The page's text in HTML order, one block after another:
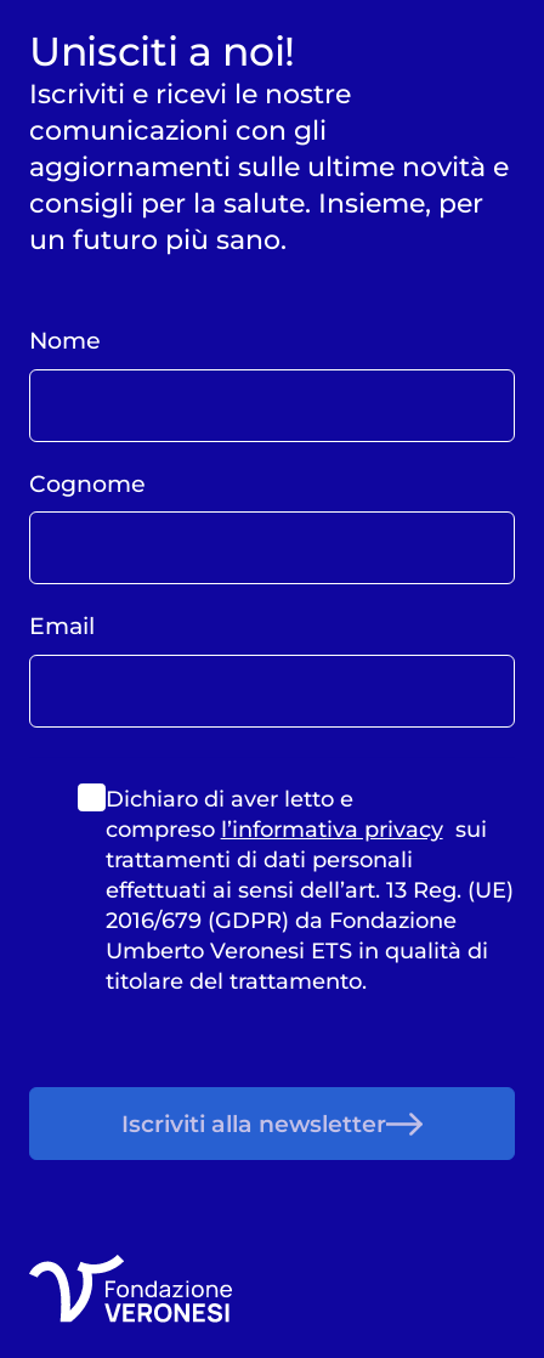
Unisciti a noi!
Iscriviti e ricevi le nostre
comunicazioni con gli
aggiornamenti sulle ultime novità e
consigli per la salute. Insieme, per
un futuro più sano.
Nome
Cognome
Email
Dichiaro di aver letto e
compreso l’informativa privacysui
trattamenti di dati personali
effettuati ai sensi dell’art. 13 Reg. (UE)
2016/679 (GDPR) da Fondazione
Umberto Veronesi ETS in qualità di
titolare del trattamento.
Iscriviti alla newsletter